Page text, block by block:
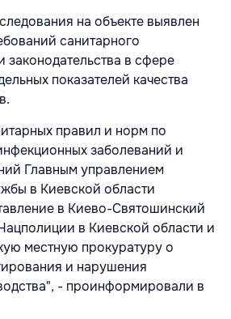
на объекте выявлен
санитарного
законодательства в сфере
показателей качества
правил и норм по
заболеваний и
Главным управлением
в Киевской области
в Киево-Святошинский
в Киевской области и
местную прокуратуру о
и нарушения
- проинформировали в